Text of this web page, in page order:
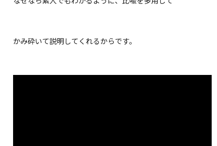
かみ砕いて説明してくれるからです。